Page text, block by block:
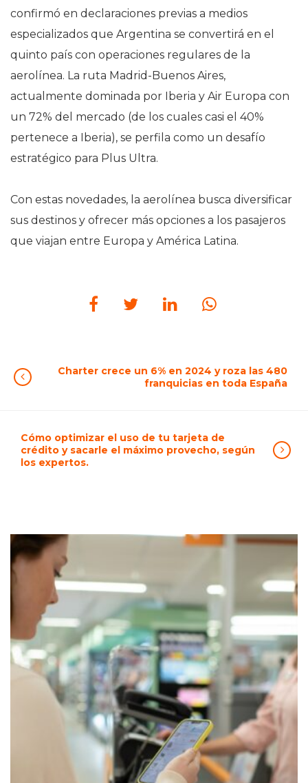
confirmó en declaraciones previas a medios
especializados que Argentina se convertirá en el
quinto país con operaciones regulares de la
aerolínea. La ruta Madrid-Buenos Aires,
actualmente dominada por Iberia y Air Europa con
un 72% del mercado (de los cuales casi el 40%
pertenece a Iberia), se perfila como un desafío
estratégico para Plus Ultra.
Con estas novedades, la aerolínea busca diversificar
sus destinos y ofrecer más opciones a los pasajeros
que viajan entre Europa y América Latina.
Charter crece un 6% en 2024 y roza las 480
franquicias en toda España
Cómo optimizar el uso de tu tarjeta de
crédito y sacarle el máximo provecho, según
los expertos.